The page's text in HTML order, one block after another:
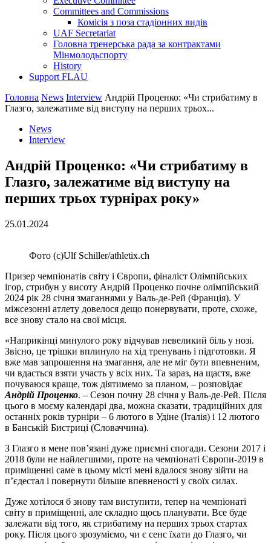
Committees and Commissions
Комісія з поза стадіонних видів
UAF Secretariat
Головна тренерська рада за контрактами
Мінмолодьспорту
History
Support FLAU
Головна News Interview Андрій Проценко: «Чи стрибатиму в
Глазго, залежатиме від виступу на перших трьох...
News
Interview
Андрій Проценко: «Чи стрибатиму в
Глазго, залежатиме від виступу на
перших трьох турнірах року»
25.01.2024
Фото (c)Ulf Schiller/athletix.ch
Призер чемпіонатів світу і Європи, фіналіст Олімпійських
ігор, стрибун у висоту Андрій Проценко почне олімпійський
2024 рік 28 січня змаганнями у Валь-де-Рей (Франція). У
міжсезонні атлету довелося дещо понервувати, проте, схоже,
все знову стало на свої місця.
«Наприкінці минулого року відчував невеликий біль у нозі.
Звісно, це трішки вплинуло на хід тренувань і підготовки. Я
вже мав запрошення на змагання, але не міг бути впевненим,
чи вдасться взяти участь у всіх них. Та зараз, на щастя, вже
почуваюся краще, тож діятимемо за планом, – розповідає
Андрій Проценко. – Сезон почну 28 січня у Валь-де-Рей. Після
цього в моєму календарі два, можна сказати, традиційних для
останніх років турніри – 6 лютого в Удіне (Італія) і 12 лютого
в Банській Бистриці (Словаччина).
З Глазго в мене пов’язані дуже приємні спогади. Сезони 2017 і
2018 були не найлегшими, проте на чемпіонаті Європи-2019 в
приміщенні саме в цьому місті мені вдалося знову зійти на
п’єдестал і повернути більше впевненості у своїх силах.
Дуже хотілося б знову там виступити, тепер на чемпіонаті
світу в приміщенні, але складно щось планувати. Все буде
залежати від того, як стрибатиму на перших трьох стартах
року. Після цього зрозуміємо, чи є сенс їхати до Глазго, чи